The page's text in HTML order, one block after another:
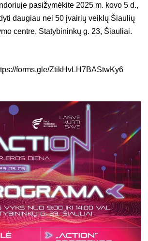
pasižymėkite 2025 m. kovo 5 d.,
daugiau nei 50 įvairių veiklų Šiaulių
centre, Statybininkų g. 23, Šiauliai.
forms.gle/ZtikHvLH7BAStwKy6